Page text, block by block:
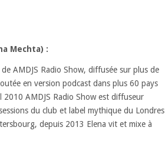
Mechta) :
AMDJS Radio Show, diffusée sur plus de
en version podcast dans plus 60 pays
2010 AMDJS Radio Show est diffuseur
du club et label mythique du Londres
depuis 2013 Elena vit et mixe à